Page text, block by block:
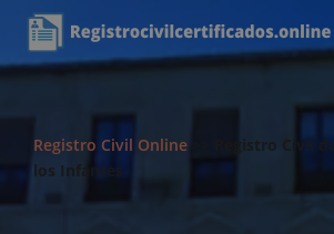
Registro Civil Online
Registro Civil
los Infantes